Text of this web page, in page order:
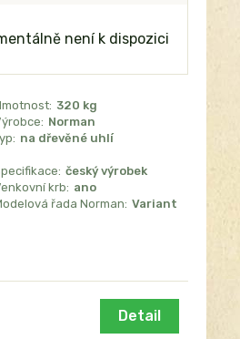
není k dispozici
320 kg
Norman
na dřevěné uhlí
český výrobek
krb: ano
řada Norman: Variant
Detail